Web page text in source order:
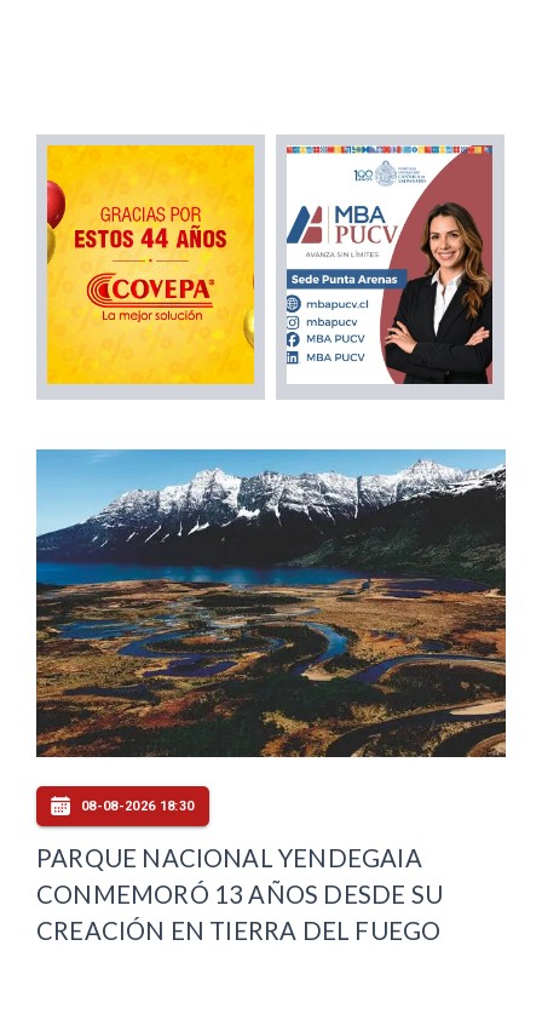
08-08-2026 18:30
PARQUE NACIONAL YENDEGAIA
CONMEMORÓ 13 AÑOS DESDE SU
CREACIÓN EN TIERRA DEL FUEGO